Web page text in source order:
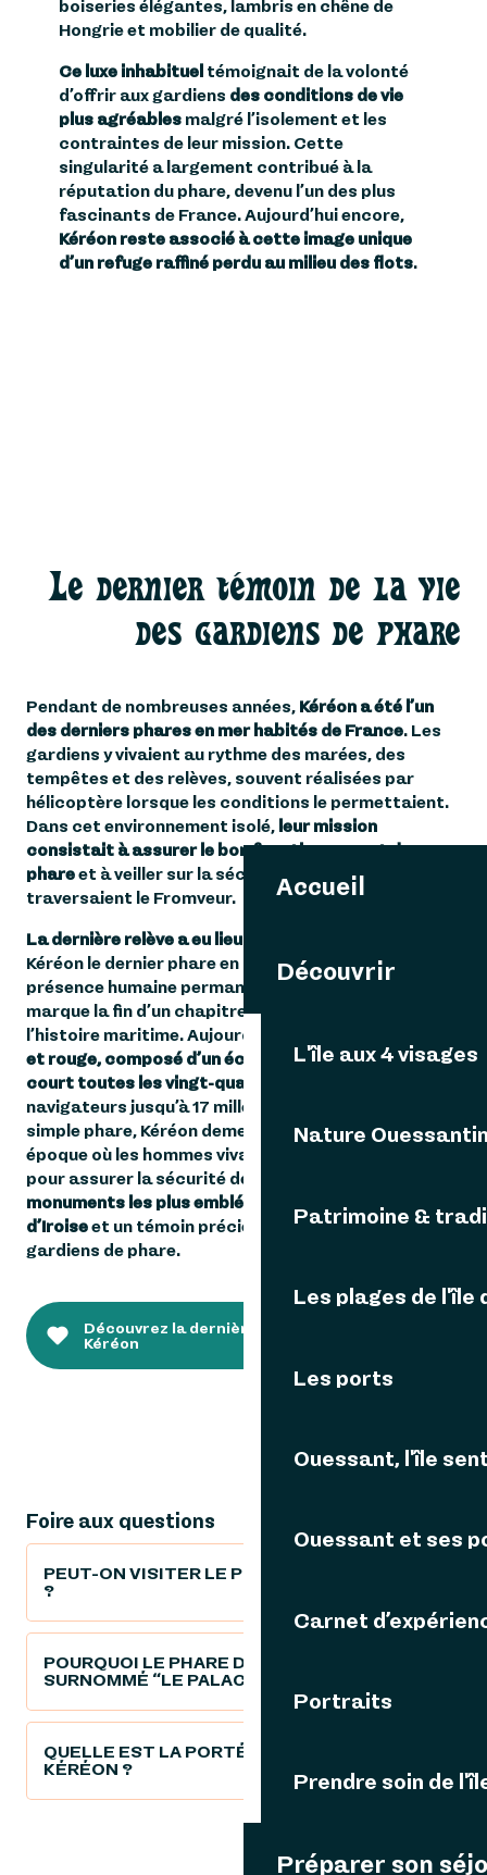
Accueil
Découvrir
L'île aux 4 visages
Nature
Patrimoine &
Les plages de l'île
Les ports
Ouessant, l'île
Ouessant et ses
Carnet
Portraits
Prendre soin de
Préparer son
boiseries élégantes, lambris en chêne de
Hongrie et mobilier de qualité.
Ce luxe inhabituel témoignait de la volonté
d’offrir aux gardiens des conditions de vie
plus agréables malgré l’isolement et les
contraintes de leur mission. Cette
singularité a largement contribué à la
réputation du phare, devenu l’un des plus
fascinants de France. Aujourd’hui encore,
Kéréon reste associé à cette image unique
d’un refuge raffiné perdu au milieu des flots.
Le dernier témoin de la vie
des gardiens de phare
Pendant de nombreuses années, Kéréon a été l’un
des derniers phares en mer habités de France. Les
gardiens y vivaient au rythme des marées, des
tempêtes et des relèves, souvent réalisées par
hélicoptère lorsque les conditions le permettaient.
Dans cet environnement isolé, leur mission
consistait à assurer le bon fonctionnement du
phareet à veiller sur la sécurité des marins qui
traversaient le Fromveur.
La dernière relève a eu lieu en 2004
Kéréon le dernier phare en mer français à perdre sa
présence humaine permanente. Son automatisation
marque la fin d’un chapitre emblématique de
l’histoire maritime. Aujourd’hui encore,
et rouge, composé d’un éclat long suivi d’un éclat
court toutes les vingt-quatre secondes
navigateurs jusqu’à 17 milles nautiques. Plus qu’un
simple phare, Kéréon demeure le symbole d’une
époque où les hommes vivaient au cœur de l’océan
pour assurer la sécurité de tous.
monuments les plus emblématiques de la mer
d’Iroiseet un témoin précieux de l’histoire des
gardiens de phare.
Découvrez la dernière relève du phare de
Kéréon
Foire aux questions
PEUT-ON VISITER LE PHARE DE KÉRÉON
?
POURQUOI LE PHARE DE KÉRÉON EST-IL
SURNOMMÉ “LE PALACE” ?
QUELLE EST LA PORTÉE DU PHARE DE
KÉRÉON ?